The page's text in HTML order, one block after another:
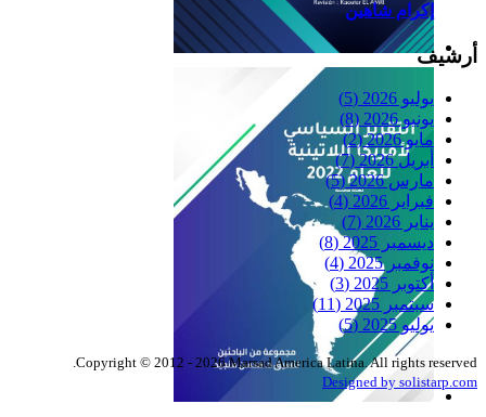
Reflexiones
إكرام شاهين
أرشيف
يوليو 2026
(5)
يونيو 2026
(8)
مايو 2026
(2)
أبريل 2026
(7)
مارس 2026
(5)
فبراير 2026
(4)
يناير 2026
(7)
ديسمبر 2025
(8)
نوفمبر 2025
(4)
أكتوبر 2025
(3)
سبتمبر 2025
(11)
يوليو 2025
(5)
Copyright © 2012 - 2026 Marsad America Latina. All rights reserved.
Designed by solistarp.com